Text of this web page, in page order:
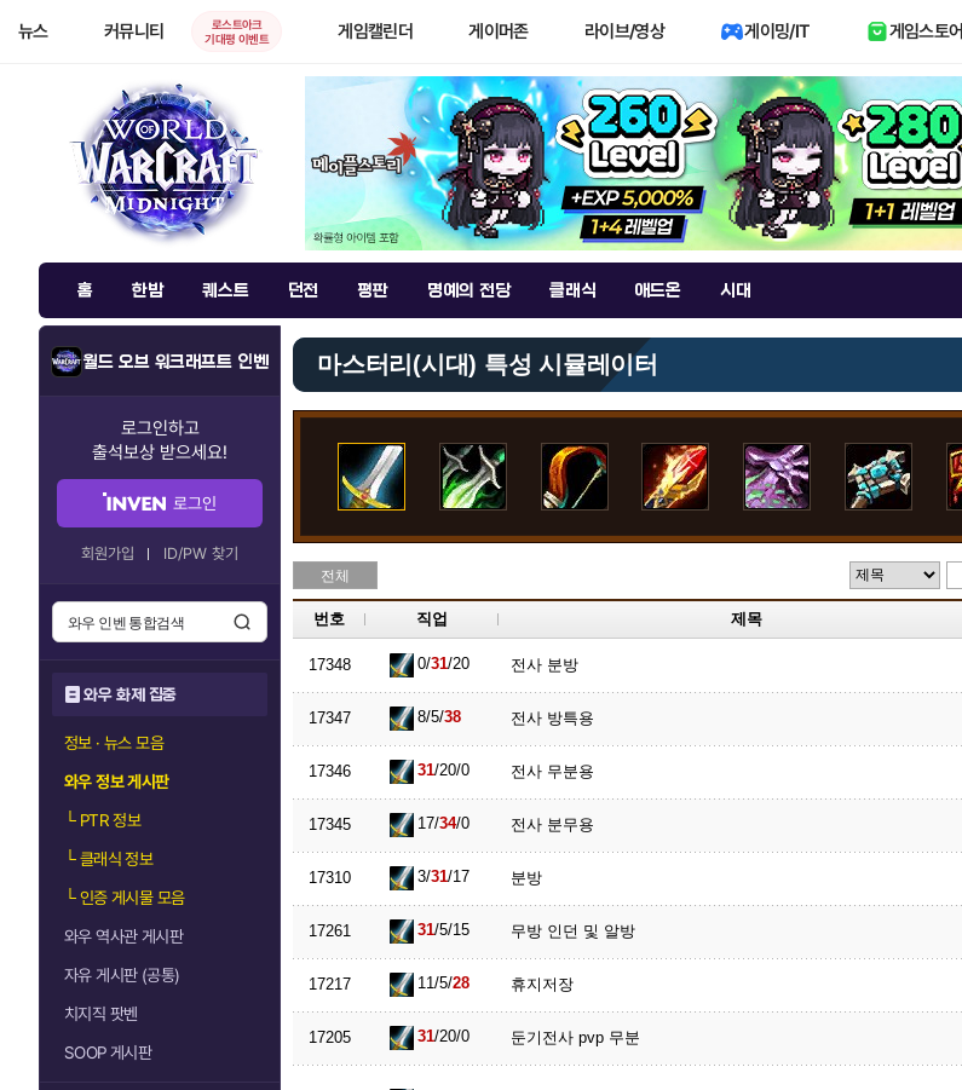
뉴스 커뮤니티
로스트아크
기대평 이벤트
게임캘린더 게이머존 라이브/영상 게이밍/IT 게임스토어
홈 한밤 퀘스트 던전 평판 명예의 전당 클래식 애드온 시대
월드 오브 워크래프트 인벤
로그인하고
출석보상 받으세요!
로그인
회원가입 ID/PW 찾기
와우 화제 집중
정보 · 뉴스 모음
와우 정보 게시판
└PTR 정보
└클래식 정보
└인증 게시물 모음
와우 역사관 게시판
자유 게시판 (공통)
치지직 팟벤
SOOP 게시판
마스터리(시대) 특성 시뮬레이터
전체
번호 직업 제목
17348 0/31/20 전사 분방
17347 8/5/38 전사 방특용
17346 31/20/0 전사 무분용
17345 17/34/0 전사 분무용
17310 3/31/17 분방
17261 31/5/15 무방 인던 및 알방
17217 11/5/28 휴지저장
17205 31/20/0 둔기전사 pvp 무분